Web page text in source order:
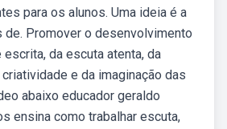
para os alunos. Uma ideia é a
de. Promover o desenvolvimento
da escuta atenta, da
e da imaginação das
abaixo educador geraldo
ensina como trabalhar escuta,